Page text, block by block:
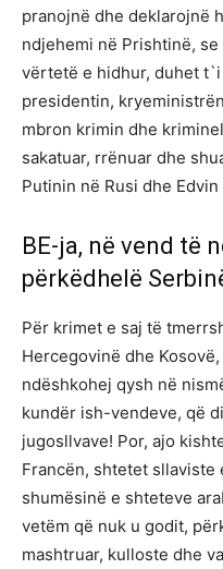
pranojnë dhe deklarojnë
ndjehemi në Prishtinë, se
vërtetë e hidhur, duhet
presidentin,
mbron krimin dhe
sakatuar, rrënuar dhe
Putinin në Rusi dhe
BE-ja, në vend të
përkëdhelë
Për krimet e saj të
Hercegovinë dhe
ndëshkohej qysh në
kundër ish-vendeve, që
jugosllvave! Por, ajo
Francën, shtetet
shumësinë e shteteve
vetëm që nuk u godit,
mashtruar, kulloste dhe